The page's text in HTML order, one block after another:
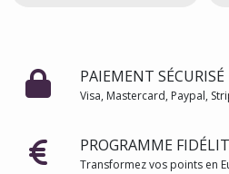
PAIEMENT SÉCURISÉ
Visa, Mastercard, Paypal,
PROGRAMME
Transformez vos points en